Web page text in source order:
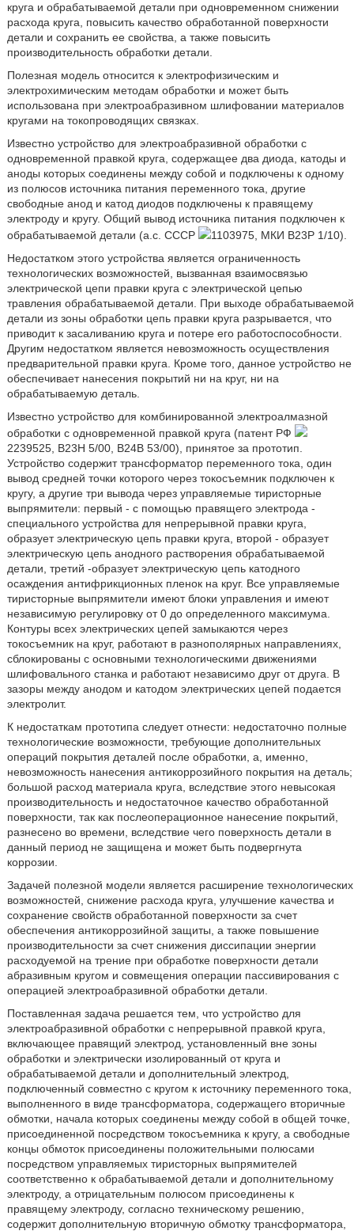
круга и обрабатываемой детали при одновременном снижении
расхода круга, повысить качество обработанной поверхности
детали и сохранить ее свойства, а также повысить
производительность обработки детали.
Полезная модель относится к электрофизическим и
электрохимическим методам обработки и может быть
использована при электроабразивном шлифовании материалов
кругами на токопроводящих связках.
Известно устройство для электроабразивной обработки с
одновременной правкой круга, содержащее два диода, катоды и
аноды которых соединены между собой и подключены к одному
из полюсов источника питания переменного тока, другие
свободные анод и катод диодов подключены к правящему
электроду и кругу. Общий вывод источника питания подключен к
обрабатываемой детали (a.c. CCCP
1103975, МКИ В23Р 1/10).
Недостатком этого устройства является ограниченность
технологических возможностей, вызванная взаимосвязью
электрической цепи правки круга с электрической цепью
травления обрабатываемой детали. При выходе обрабатываемой
детали из зоны обработки цепь правки круга разрывается, что
приводит к засаливанию круга и потере его работоспособности.
Другим недостатком является невозможность осуществления
предварительной правки круга. Кроме того, данное устройство не
обеспечивает нанесения покрытий ни на круг, ни на
обрабатываемую деталь.
Известно устройство для комбинированной электроалмазной
обработки с одновременной правкой круга (патент РФ
2239525, В23Н 5/00, В24В 53/00), принятое за прототип.
Устройство содержит трансформатор переменного тока, один
вывод средней точки которого через токосъемник подключен к
кругу, а другие три вывода через управляемые тиристорные
выпрямители: первый - с помощью правящего электрода -
специального устройства для непрерывной правки круга,
образует электрическую цепь правки круга, второй - образует
электрическую цепь анодного растворения обрабатываемой
детали, третий -образует электрическую цепь катодного
осаждения антифрикционных пленок на круг. Все управляемые
тиристорные выпрямители имеют блоки управления и имеют
независимую регулировку от 0 до определенного максимума.
Контуры всех электрических цепей замыкаются через
токосъемник на круг, работают в разнополярных направлениях,
сблокированы с основными технологическими движениями
шлифовального станка и работают независимо друг от друга. В
зазоры между анодом и катодом электрических цепей подается
электролит.
К недостаткам прототипа следует отнести: недостаточно полные
технологические возможности, требующие дополнительных
операций покрытия деталей после обработки, а, именно,
невозможность нанесения антикоррозийного покрытия на деталь;
большой расход материала круга, вследствие этого невысокая
производительность и недостаточное качество обработанной
поверхности, так как послеоперационное нанесение покрытий,
разнесено во времени, вследствие чего поверхность детали в
данный период не защищена и может быть подвергнута
коррозии.
Задачей полезной модели является расширение технологических
возможностей, снижение расхода круга, улучшение качества и
сохранение свойств обработанной поверхности за счет
обеспечения антикоррозийной защиты, а также повышение
производительности за счет снижения диссипации энергии
расходуемой на трение при обработке поверхности детали
абразивным кругом и совмещения операции пассивирования с
операцией электроабразивной обработки детали.
Поставленная задача решается тем, что устройство для
электроабразивной обработки с непрерывной правкой круга,
включающее правящий электрод, установленный вне зоны
обработки и электрически изолированный от круга и
обрабатываемой детали и дополнительный электрод,
подключенный совместно с кругом к источнику переменного тока,
выполненного в виде трансформатора, содержащего вторичные
обмотки, начала которых соединены между собой в общей точке,
присоединенной посредством токосъемника к кругу, а свободные
концы обмоток присоединены положительными полюсами
посредством управляемых тиристорных выпрямителей
соответственно к обрабатываемой детали и дополнительному
электроду, а отрицательным полюсом присоединены к
правящему электроду, согласно техническому решению,
содержит дополнительную вторичную обмотку трансформатора,